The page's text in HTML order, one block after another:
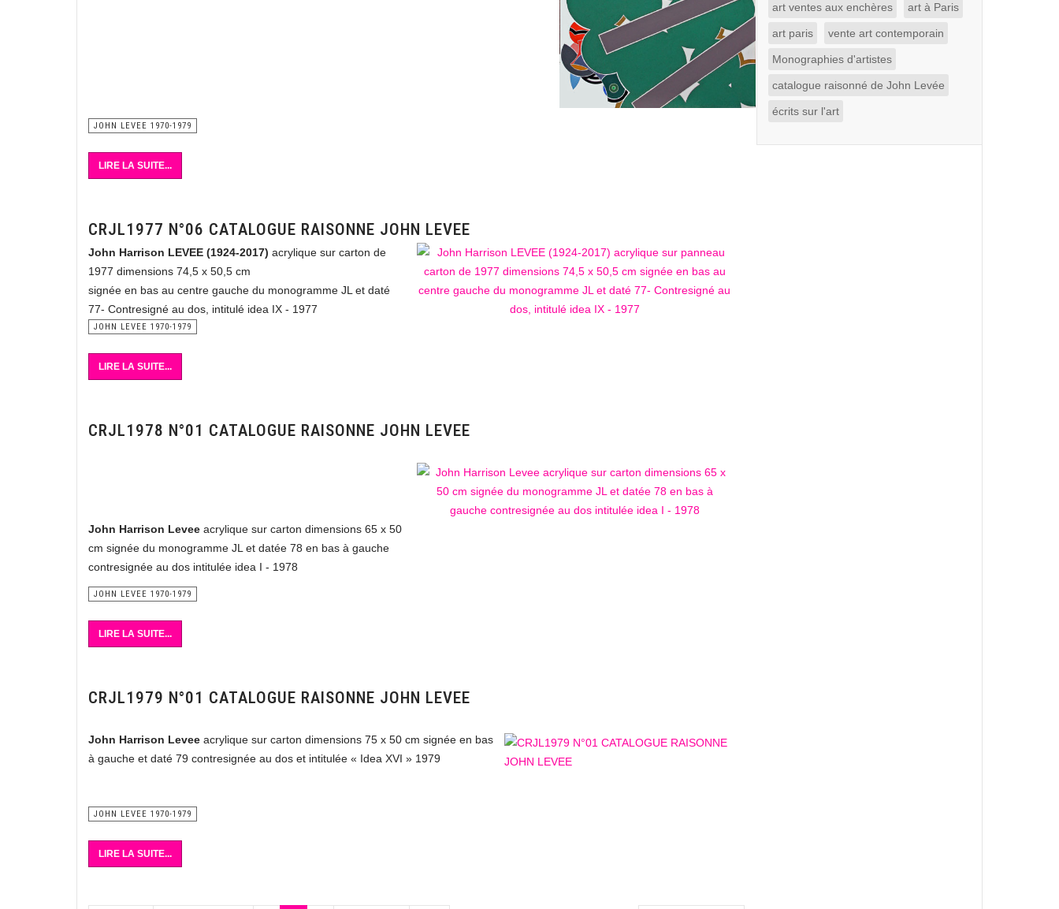
JOHN LEVEE 1970-1979
LIRE LA SUITE...
CRJL1977 N°06 CATALOGUE RAISONNE JOHN LEVEE
John Harrison LEVEE (1924-2017) acrylique sur carton de
1977 dimensions 74,5 x 50,5 cm
signée en bas au centre gauche du monogramme JL et daté
77- Contresigné au dos, intitulé idea IX - 1977
JOHN LEVEE 1970-1979
LIRE LA SUITE...
CRJL1978 N°01 CATALOGUE RAISONNE JOHN LEVEE
John Harrison Levee acrylique sur carton dimensions 65 x 50
cm signée du monogramme JL et datée 78 en bas à gauche
contresignée au dos intitulée idea I - 1978
JOHN LEVEE 1970-1979
LIRE LA SUITE...
CRJL1979 N°01 CATALOGUE RAISONNE JOHN LEVEE
John Harrison Levee acrylique sur carton dimensions 75 x 50 cm signée en bas
à gauche et daté 79 contresignée au dos et intitulée « Idea XVI » 1979
JOHN LEVEE 1970-1979
LIRE LA SUITE...
art ventes aux enchères art à Paris
art paris vente art contemporain
Monographies d'artistes
catalogue raisonné de John Levée
écrits sur l'art